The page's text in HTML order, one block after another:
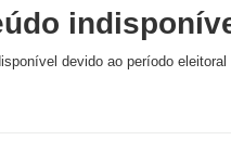
devido ao período eleitoral